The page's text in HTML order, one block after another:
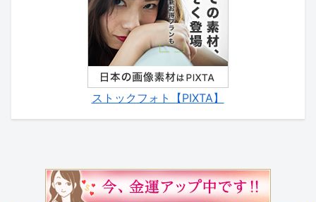
ストックフォト【PIXTA】